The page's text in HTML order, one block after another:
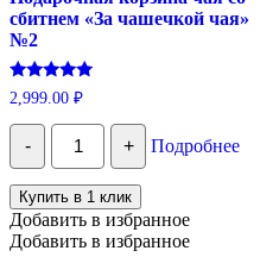
сбитнем «За чашечкой чая»
№2
Оценка
5.00
из 5
2,999.00 ₽
-
Количество
Подарочная
корзина
чая
со
сбитнем
"За
+ Подробнее
Купить в 1 клик
Добавить в избранное
Добавить в избранное